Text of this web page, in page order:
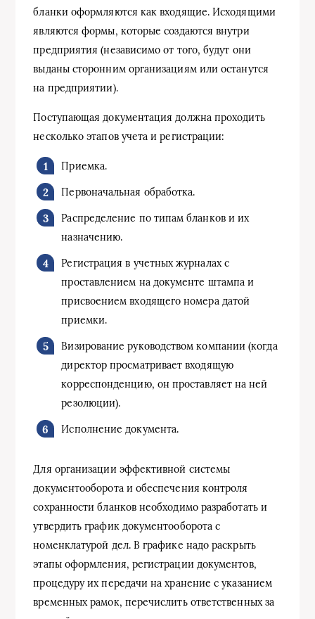
бланки оформляются как входящие. Исходящими
являются формы, которые создаются внутри
предприятия (независимо от того, будут они
выданы сторонним организациям или останутся
на предприятии).
Поступающая документация должна проходить
несколько этапов учета и регистрации:
Приемка.
Первоначальная обработка.
Распределение по типам бланков и их
назначению.
Регистрация в учетных журналах с
проставлением на документе штампа и
присвоением входящего номера датой
приемки.
Визирование руководством компании (когда
директор просматривает входящую
корреспонденцию, он проставляет на ней
резолюции).
Исполнение документа.
Для организации эффективной системы
документооборота и обеспечения контроля
сохранности бланков необходимо разработать и
утвердить график документооборота с
номенклатурой дел. В графике надо раскрыть
этапы оформления, регистрации документов,
процедуру их передачи на хранение с указанием
временных рамок, перечислить ответственных за